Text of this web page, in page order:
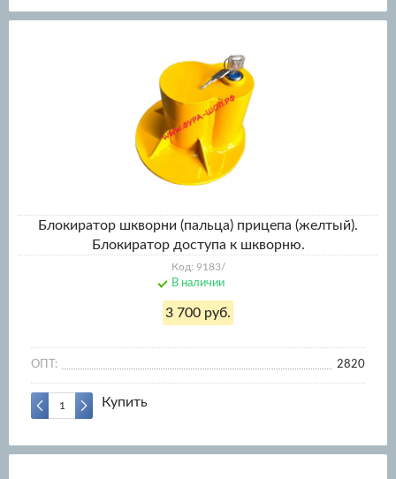
Блокиратор шкворни (пальца) прицепа (желтый).
Блокиратор доступа к шкворню.
Код: 9183/
В наличии
3 700 руб.
ОПТ: 2820
Купить